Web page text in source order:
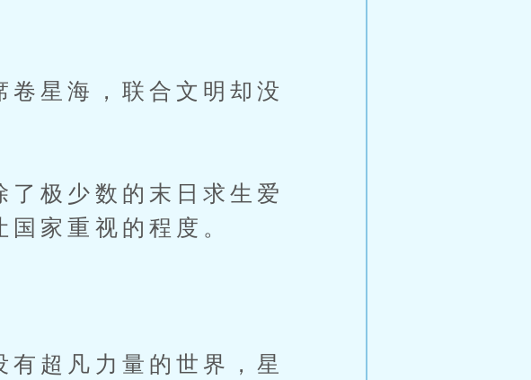
星海，联合文明却没
极少数的末日求生爱
家重视的程度。
超凡力量的世界，星